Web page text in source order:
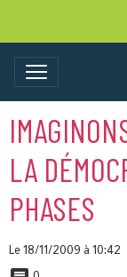
LA
PHASES
Le 18/11/2009 à 10:42